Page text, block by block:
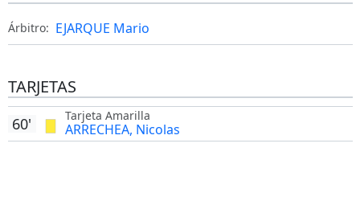
Árbitro: EJARQUE Mario
TARJETAS
Tarjeta Amarilla
ARRECHEA, Nicolas
60'